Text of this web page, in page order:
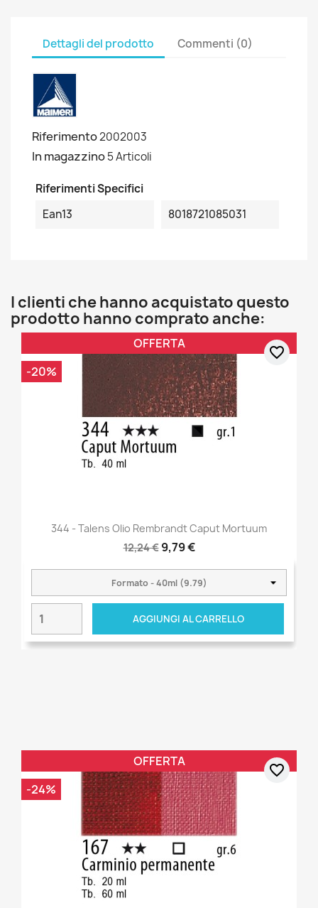
Dettagli del prodotto Commenti (0)
Riferimento2002003
In magazzino5 Articoli
Riferimenti Specifici
Ean13
8018721085031
I clienti che hanno acquistato questo
prodotto hanno comprato anche:
344 - Talens Olio Rembrandt Caput Mortuum
12,24 € 9,79 €
AGGIUNGI AL CARRELLO
OFFERTA
-20%
favorite_border
OFFERTA
-24%
favorite_border